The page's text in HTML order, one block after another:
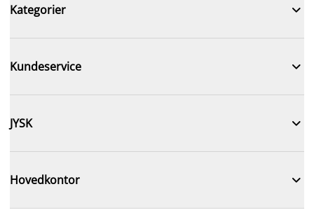
Kategorier 
Kundeservice 
JYSK 
Hovedkontor 